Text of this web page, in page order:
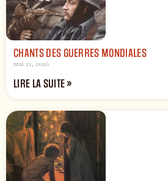
CHANTS DES GUERRES MONDIALES
mai 21, 2026
LIRE LA SUITE »